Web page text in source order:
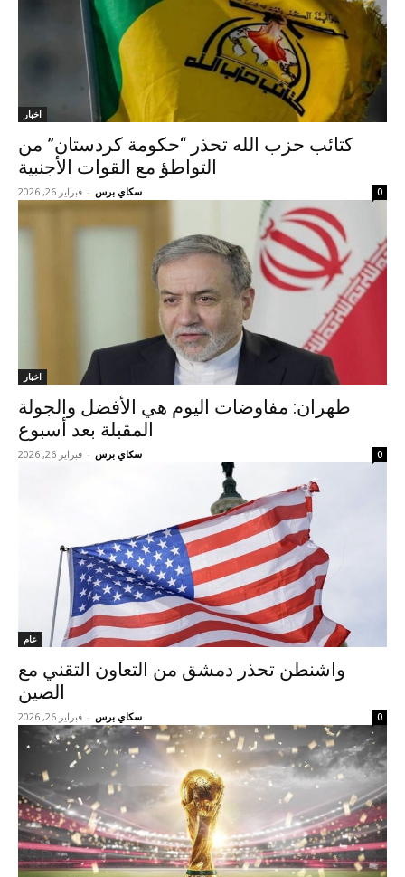
اخبار
كتائب حزب الله تحذر “حكومة كردستان” من
التواطؤ مع القوات الأجنبية
سكاي برس - فبراير 26, 2026 0
اخبار
طهران: مفاوضات اليوم هي الأفضل والجولة
المقبلة بعد أسبوع
سكاي برس - فبراير 26, 2026 0
عام
واشنطن تحذر دمشق من التعاون التقني مع
الصين
سكاي برس - فبراير 26, 2026 0